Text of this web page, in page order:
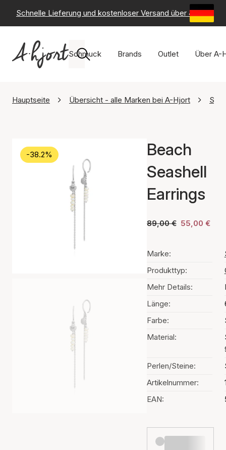
Schnelle Lieferung und kostenloser Versand über 49 € -
Schmuck Brands Outlet Über A-
Hauptseite Übersicht - alle Marken bei A-Hjort
-38.2%
Beach
Seashell
Earrings
89,00 € 55,00 €
Marke:
Produkttyp:
Mehr Details:
Länge:
Farbe:
Material:
Perlen/Steine:
Artikelnummer:
EAN: